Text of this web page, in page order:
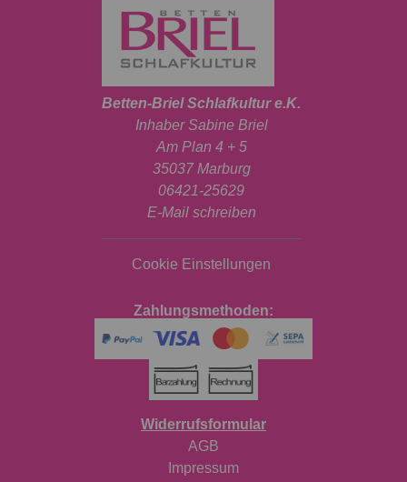
Betten-Briel Schlafkultur e.K.
Inhaber Sabine Briel
Am Plan 4 + 5
35037 Marburg
06421-25629
E-Mail schreiben
Cookie Einstellungen
Zahlungsmethoden:
Widerrufsformular
AGB
Impressum